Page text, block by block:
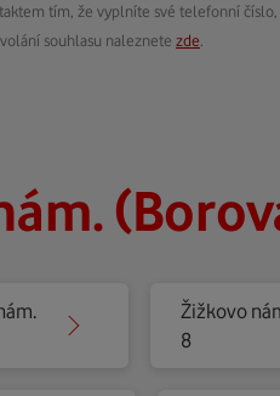
tím, že vyplníte své telefonní
souhlasu naleznete zde
Žižkovo
8